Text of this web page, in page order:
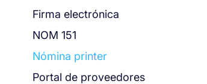
Firma electrónica
NOM 151
Nómina printer
Portal de proveedores